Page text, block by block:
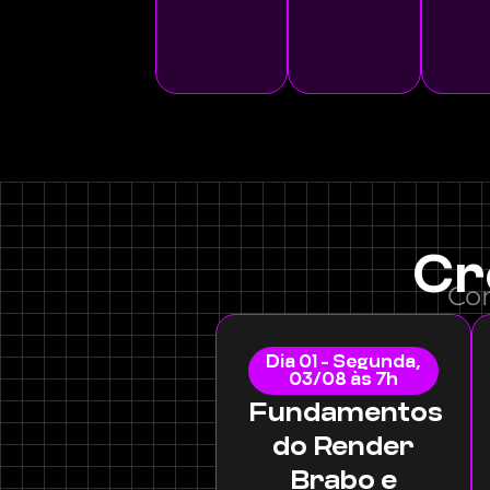
Dia 01 - Segunda,
03/08 às 7h
Fundamentos
do Render
Brabo e